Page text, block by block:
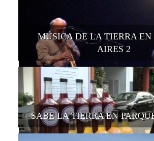
MÚSICA DE LA TIERRA EN
AIRES 2
SABE LA TIERRA EN